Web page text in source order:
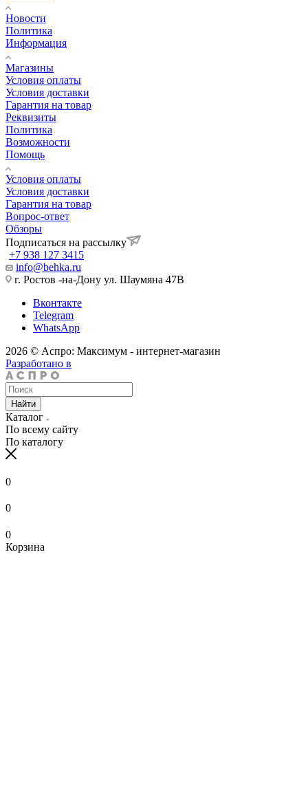
Новости
Политика
Информация
Магазины
Условия оплаты
Условия доставки
Гарантия на товар
Реквизиты
Политика
Возможности
Помощь
Условия оплаты
Условия доставки
Гарантия на товар
Вопрос-ответ
Обзоры
Подписаться на рассылку
+7 938 127 3415
info@behka.ru
г. Ростов -на-Дону ул. Шаумяна 47В
Вконтакте
Telegram
WhatsApp
2026 © Аспро: Максимум - интернет-магазин
Разработано в
Найти
Каталог
По всему сайту
По каталогу
0
0
0
Корзина